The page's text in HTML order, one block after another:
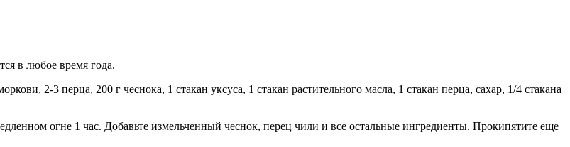
в любое время года.
2-3 перца, 200 г чеснока, 1 стакан уксуса, 1 стакан растительного масла, 1 стакан перца, сахар, 1/4 стакана
огне 1 час. Добавьте измельченный чеснок, перец чили и все остальные ингредиенты. Прокипятите еще